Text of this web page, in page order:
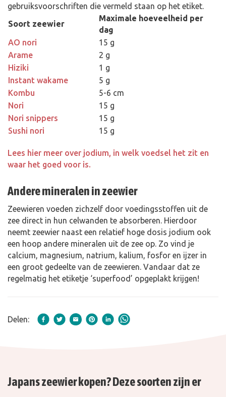
gebruiksvoorschriften die vermeld staan op het etiket.
Soort zeewier
Maximale hoeveelheid per
dag
AO nori
15 g
Arame
2 g
Hiziki
1 g
Instant wakame
5 g
Kombu
5-6 cm
Nori
15 g
Nori snippers
15 g
Sushi nori
15 g
Lees hier meer over jodium, in welk voedsel het zit en
waar het goed voor is.
Andere mineralen in zeewier
Zeewieren voeden zichzelf door voedingsstoffen uit de
zee direct in hun celwanden te absorberen. Hierdoor
neemt zeewier naast een relatief hoge dosis jodium ook
een hoop andere mineralen uit de zee op. Zo vind je
calcium, magnesium, natrium, kalium, fosfor en ijzer in
een groot gedeelte van de zeewieren. Vandaar dat ze
regelmatig het etiketje ‘superfood’ opgeplakt krijgen!
Delen:
Japans zeewier kopen? Deze soorten zijn er